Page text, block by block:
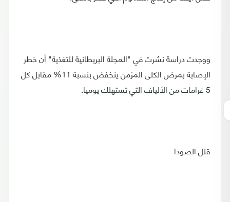
ووجدت دراسة نشرت في "المجلة البريطانية للتغذية" أن خطر
الإصابة بمرض الكلى المزمن ينخفض بنسبة 11% مقابل كل
5 غرامات من الألياف التي تستهلك يوميا.
قلل الصودا